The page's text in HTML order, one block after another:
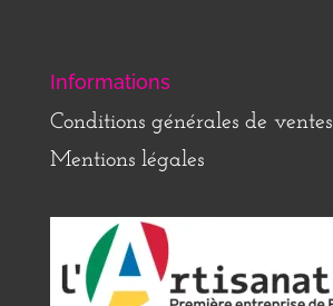
Informations
Conditions générales de ventes
Mentions légales